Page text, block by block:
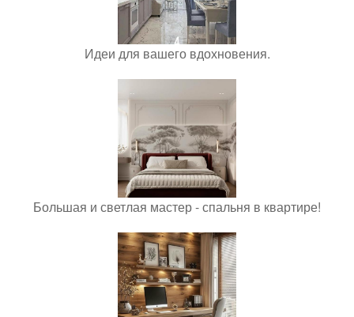
Идеи для вашего вдохновения.
Большая и светлая мастер - спальня в квартире!